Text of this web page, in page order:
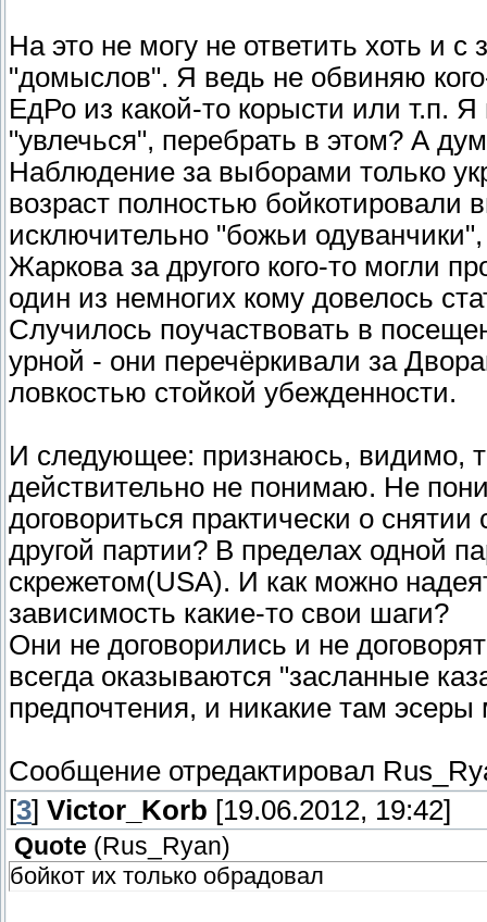
На это не могу не ответить хоть и
"домыслов". Я ведь не обвиняю
ЕдРо из какой-то корысти или т.п.
"увлечься", перебрать в этом? А
Наблюдение за выборами только
возраст полностью бойкотировали
исключительно "божьи
Жаркова за другого кого-то могли
один из немногих кому довелось
Случилось поучаствовать в
урной - они перечёркивали за
ловкостью стойкой убежденности.
И следующее: признаюсь, видимо,
действительно не понимаю. Не
договориться практически о
другой партии? В пределах одной
скрежетом(USA). И как можно
зависимость какие-то свои шаги?
Они не договорились и не
всегда оказываются "засланные
предпочтения, и никакие там
Сообщение отредактировал
[3] Victor_Korb [19.06.2012, 19:42]
Quote ( Rus_Ryan)
бойкот их только обрадовал